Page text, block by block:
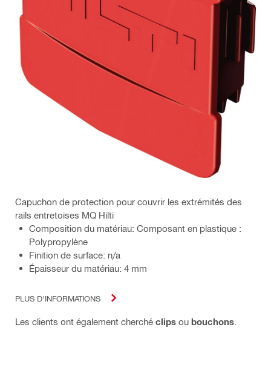
Capuchon de protection pour couvrir les extrémités des
rails entretoises MQ Hilti
Composition du matériau: Composant en plastique :
Polypropylène
Finition de surface: n/a
Épaisseur du matériau: 4 mm
PLUS D'INFORMATIONS
Les clients ont également cherché clips ou bouchons